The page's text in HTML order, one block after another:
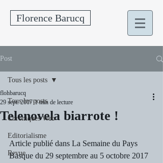
Florence Barucq
Post
Tous les posts
Chroniques Web
Editorialisme
Revue
Tous les posts
Telenovela biarrote !
flohbarucq
29 sept. 2017 1 min de lecture
Article publié dans La Semaine du Pays
Basque du 29 septembre au 5 octobre 2017